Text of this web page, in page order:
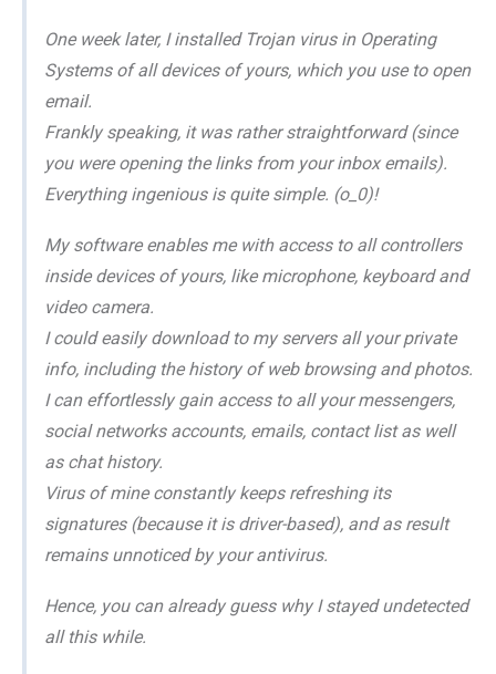
One week later, I installed Trojan virus in Operating
Systems of all devices of yours, which you use to open
email.
Frankly speaking, it was rather straightforward (since
you were opening the links from your inbox emails).
Everything ingenious is quite simple. (o_0)!
My software enables me with access to all controllers
inside devices of yours, like microphone, keyboard and
video camera.
I could easily download to my servers all your private
info, including the history of web browsing and photos.
I can effortlessly gain access to all your messengers,
social networks accounts, emails, contact list as well
as chat history.
Virus of mine constantly keeps refreshing its
signatures (because it is driver-based), and as result
remains unnoticed by your antivirus.
Hence, you can already guess why I stayed undetected
all this while.